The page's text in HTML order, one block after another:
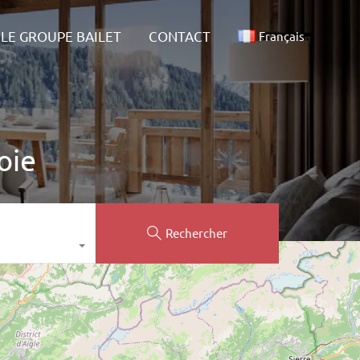
LE GROUPE BAILET CONTACT Français
LE GROUPE BAILET CONTACT Français
Rechercher